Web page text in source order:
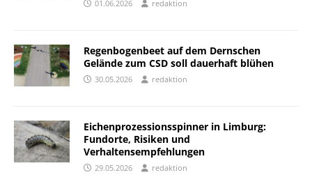
01.06.2026 redaktion
Regenbogenbeet auf dem Dernschen
Gelände zum CSD soll dauerhaft blühen
30.05.2026 redaktion
Eichenprozessionsspinner in Limburg:
Fundorte, Risiken und
Verhaltensempfehlungen
29.05.2026 redaktion